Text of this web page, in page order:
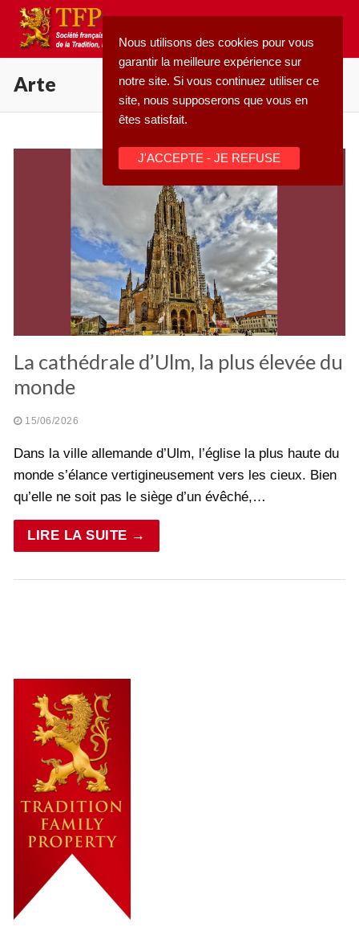
Aller
contenu
Qu’est-ce que la TFP
Action
Médiathèque
Arte
La cathédrale d’Ulm, la plus élevée du
monde
15/06/2026
Dans la ville allemande d’Ulm, l’église la plus haute du
monde s’élance vertigineusement vers les cieux. Bien
qu’elle ne soit pas le siège d’un évêché,…
LIRE LA SUITE →
Nous utilisons des cookies pour vous
garantir la meilleure expérience sur
notre site. Si vous continuez utiliser ce
site, nous supposerons que vous en
êtes satisfait.
J'ACCEPTE - JE REFUSE